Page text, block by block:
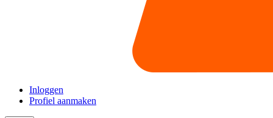
Inloggen
Profiel aanmaken